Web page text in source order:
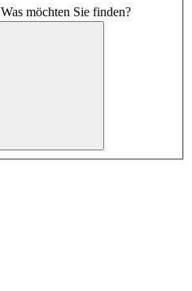
Was möchten Sie finden?